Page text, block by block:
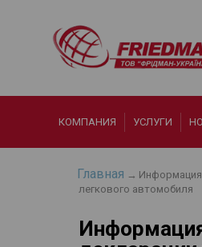
КОМПАНИЯ УСЛУГИ
Главная →
легкового автомобиля